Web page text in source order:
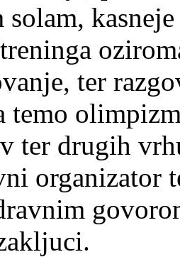
solam,
ter
temo
ter drugih
organizator